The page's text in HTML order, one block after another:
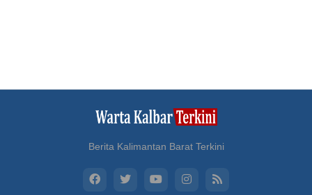
Berita Kalimantan Barat Terkini